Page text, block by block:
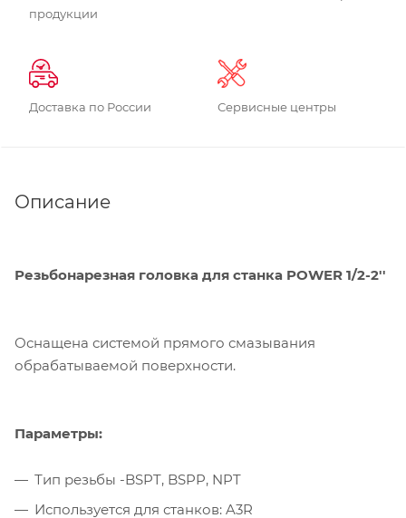
продукции
Доставка по России Сервисные центры
Описание
Резьбонарезная головка для станка POWER 1/2-2''
Оснащена системой прямого смазывания
обрабатываемой поверхности.
Параметры:
Тип резьбы -BSPT, BSPP, NPT
Используется для станков: A3R